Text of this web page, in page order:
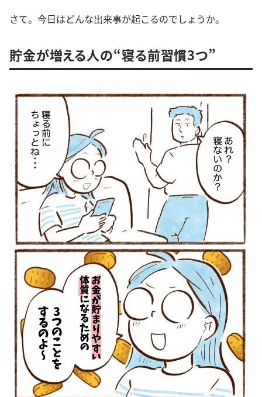
さて。今日はどんな出来事が起こるのでしょうか。
貯金が増える人の“寝る前習慣3つ”